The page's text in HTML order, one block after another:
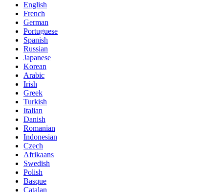
English
French
German
Portuguese
Spanish
Russian
Japanese
Korean
Arabic
Irish
Greek
Turkish
Italian
Danish
Romanian
Indonesian
Czech
Afrikaans
Swedish
Polish
Basque
Catalan